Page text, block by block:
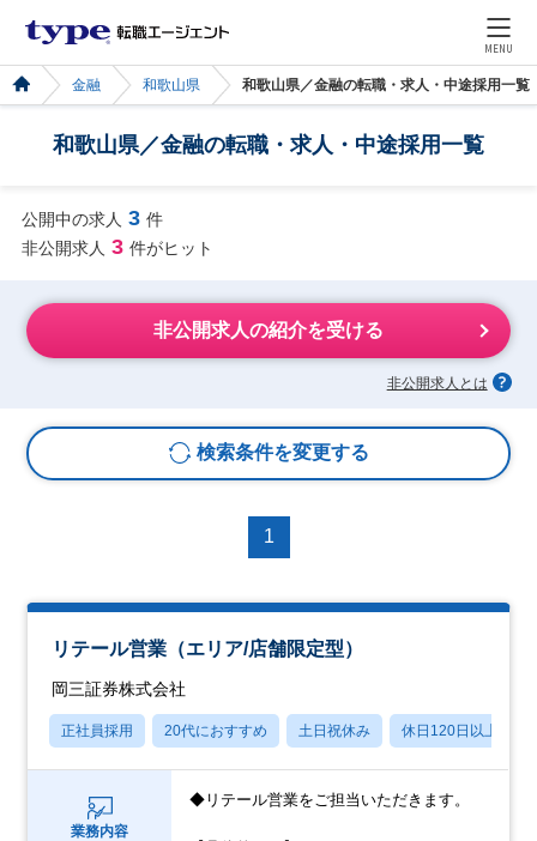
MENU
金融 和歌山県 和歌山県／金融の転職・求人・中途採用一覧
和歌山県／金融の転職・求人・中途採用一覧
公開中の求人 3 件
非公開求人 3 件がヒット
非公開求人の紹介を受ける
非公開求人とは
検索条件を変更する
1
リテール営業（エリア/店舗限定型）
岡三証券株式会社
正社員採用 20代におすすめ 土日祝休み 休日120日以上
業務内容
◆リテール営業をご担当いただきます。